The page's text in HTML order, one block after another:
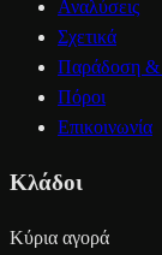
Αναλύσεις
Σχετικά
Παράδοση &
Πόροι
Επικοινωνία
Κλάδοι
Κύρια αγορά